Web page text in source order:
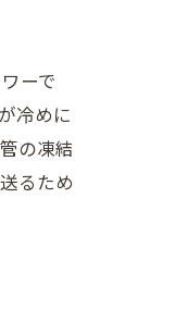
ーで
冷めに
の凍結
るため